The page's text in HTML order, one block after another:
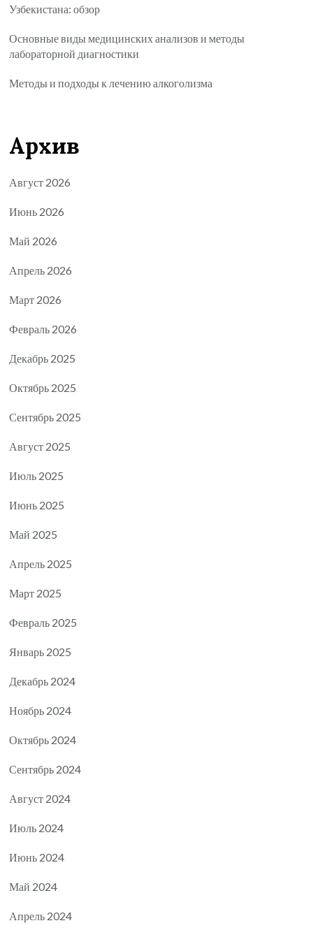
Узбекистана: обзор
Основные виды медицинских анализов и методы
лабораторной диагностики
Методы и подходы к лечению алкоголизма
Архив
Август 2026
Июнь 2026
Май 2026
Апрель 2026
Март 2026
Февраль 2026
Декабрь 2025
Октябрь 2025
Сентябрь 2025
Август 2025
Июль 2025
Июнь 2025
Май 2025
Апрель 2025
Март 2025
Февраль 2025
Январь 2025
Декабрь 2024
Ноябрь 2024
Октябрь 2024
Сентябрь 2024
Август 2024
Июль 2024
Июнь 2024
Май 2024
Апрель 2024